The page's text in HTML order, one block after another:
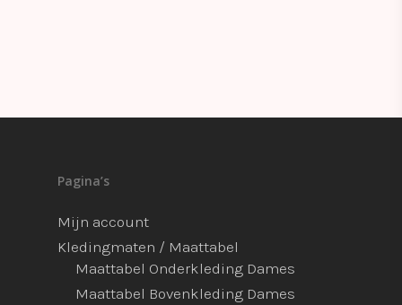
Pagina’s
Mijn account
Kledingmaten / Maattabel
Maattabel Onderkleding Dames
Maattabel Bovenkleding Dames